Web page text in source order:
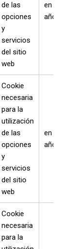
de las
opciones
y
servicios
del sitio
web
en un
año
Cookie
necesaria
para la
utilización
de las
opciones
y
servicios
del sitio
web
en un
año
Cookie
necesaria
para la